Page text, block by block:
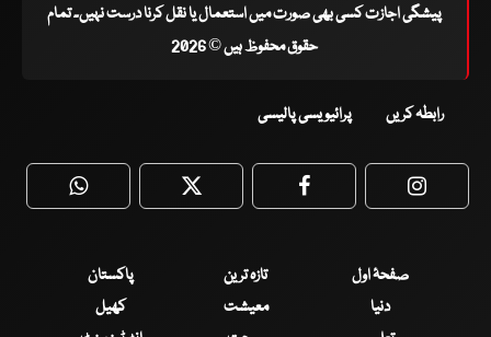
پیشگی اجازت کسی بھی صورت میں استعمال یا نقل کرنا درست نہیں۔ تمام
حقوق محفوظ ہیں © 2026
رابطہ کریں پرائیویسی پالیسی
WhatsApp Twitter Facebook
صفحۂ اول تازہ ترین
پاکستان
دنیا
معیشت
کھیل